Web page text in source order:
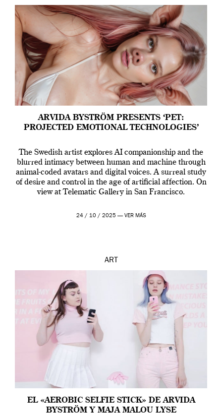
ARVIDA BYSTRÖM PRESENTS ‘PET:
PROJECTED EMOTIONAL TECHNOLOGIES’
The Swedish artist explores AI companionship and the
blurred intimacy between human and machine through
animal-coded avatars and digital voices. A surreal study
of desire and control in the age of artificial affection. On
view at Telematic Gallery in San Francisco.
24 / 10 / 2025 — VER MÁS
ART
EL «AEROBIC SELFIE STICK» DE ARVIDA
BYSTRÖM Y MAJA MALOU LYSE